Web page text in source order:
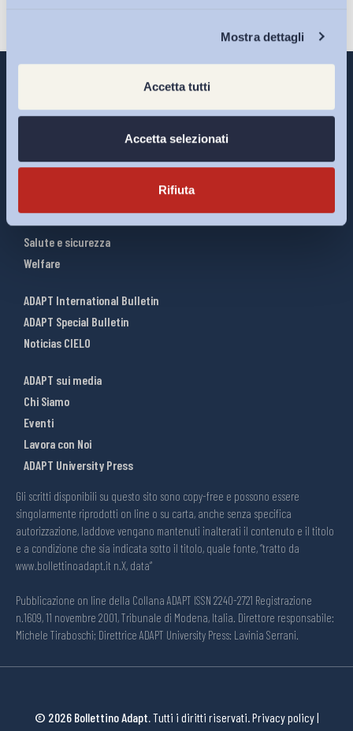
Mostra dettagli
Accetta tutti
Accetta selezionati
Rifiuta
Salute e sicurezza
Welfare
ADAPT International Bulletin
ADAPT Special Bulletin
Noticias CIELO
ADAPT sui media
Chi Siamo
Eventi
Lavora con Noi
ADAPT University Press
Gli scritti disponibili su questo sito sono copy-free e possono essere
singolarmente riprodotti on line o su carta, anche senza specifica
autorizzazione, laddove vengano mantenuti inalterati il contenuto e il titolo
e a condizione che sia indicata sotto il titolo, quale fonte, “tratto da
www.bollettinoadapt.it n.X, data“
Pubblicazione on line della Collana ADAPT ISSN 2240-2721 Registrazione
n.1609, 11 novembre 2001, Tribunale di Modena, Italia. Direttore responsabile:
Michele Tiraboschi; Direttrice ADAPT University Press: Lavinia Serrani.
© 2026 Bollettino Adapt.Tutti i diritti riservati.Privacy policy|